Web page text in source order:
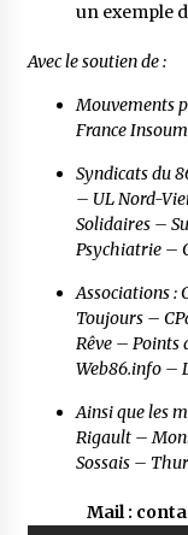
un exemple
Avec le soutien de :
Mouvements
France
Syndicats du
– UL Nord-
Solidaires –
Psychiatrie –
Associations :
Toujours –
Rêve – Points
Web86.info –
Ainsi que les
Rigault –
Sossais –
Mail :